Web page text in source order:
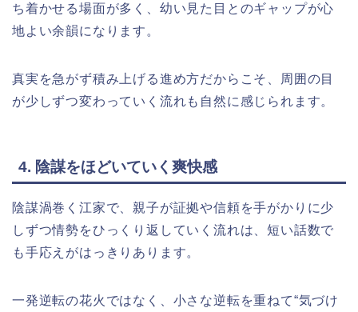
ち着かせる場面が多く、幼い見た目とのギャップが心
地よい余韻になります。
真実を急がず積み上げる進め方だからこそ、周囲の目
が少しずつ変わっていく流れも自然に感じられます。
4. 陰謀をほどいていく爽快感
陰謀渦巻く江家で、親子が証拠や信頼を手がかりに少
しずつ情勢をひっくり返していく流れは、短い話数で
も手応えがはっきりあります。
一発逆転の花火ではなく、小さな逆転を重ねて“気づけ